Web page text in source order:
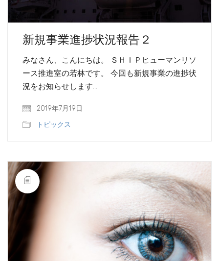
新規事業進捗状況報告２
みなさん、こんにちは。 ＳＨＩＰヒューマンリソ
ース推進室の若林です。 今回も新規事業の進捗状
況をお知らせします…
2019年7月19日
トピックス